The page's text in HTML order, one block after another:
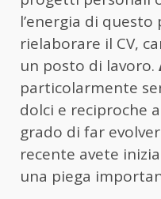
l’energia di
rielaborare il CV,
un posto di lavoro.
particolarmente
dolci e reciproche
grado di far
recente avete
una piega